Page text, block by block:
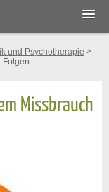
und Psychotherapie >
Folgen
Missbrauch